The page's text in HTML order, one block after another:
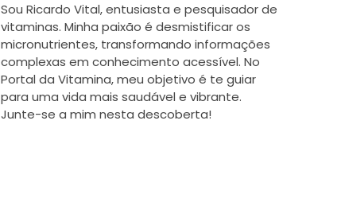
Sou Ricardo Vital, entusiasta e pesquisador de
vitaminas. Minha paixão é desmistificar os
micronutrientes, transformando informações
complexas em conhecimento acessível. No
Portal da Vitamina, meu objetivo é te guiar
para uma vida mais saudável e vibrante.
Junte-se a mim nesta descoberta!